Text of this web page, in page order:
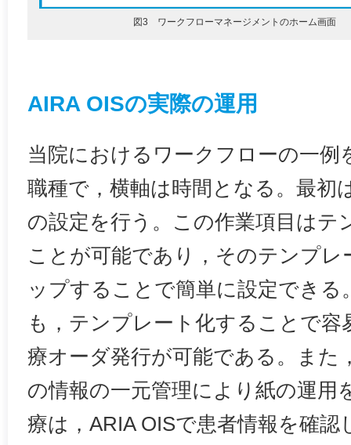
図3 ワークフローマネージメントのホーム画面
AIRA OISの実際の運用
当院におけるワークフローの一例
職種で，横軸は時間となる。最初
の設定を行う。この作業項目はテ
ことが可能であり，そのテンプ
ップすることで簡単に設定でき
も，テンプレート化することで容
療オーダ発行が可能である。また
の情報の一元管理により紙の運用
療は，ARIA OISで患者情報を確